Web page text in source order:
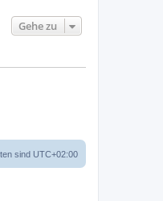
Gehe zu
sind UTC+02:00